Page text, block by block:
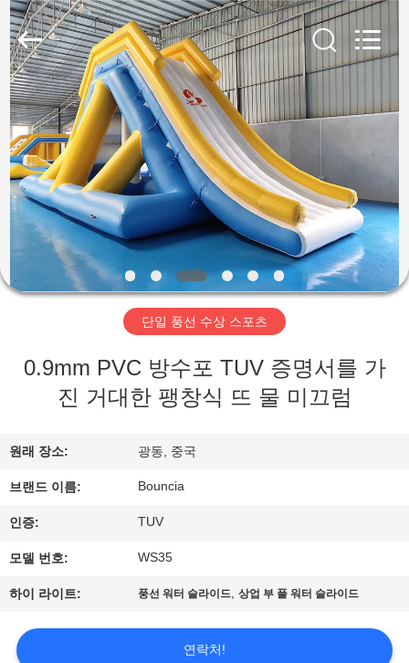
집
제
품
화
면
우
하
여
공
장
2011
2026
Guangzhou
Bouncia
Inflatables
Factory.
Rights
Reserved.
단일 풍선 수상 스포츠
0.9mm PVC 방수포 TUV 증명서를 가
진 거대한 팽창식 뜨 물 미끄럼
원래 장소: 광동, 중국
브랜드 이름: Bouncia
인증: TUV
모델 번호: WS35
하이 라이트: 풍선 워터 슬라이드,상업 부 풀 워터 슬라이드
연락처!